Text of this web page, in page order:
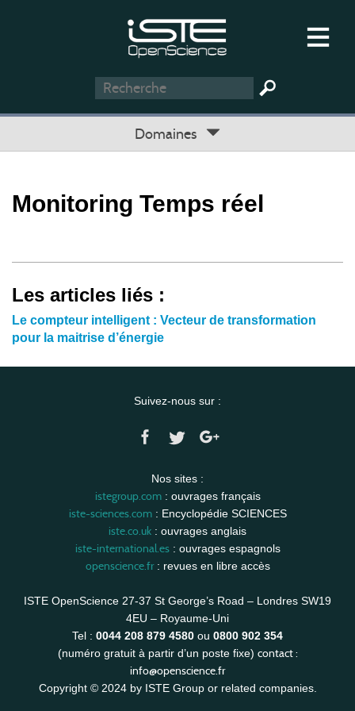
Domaines
Monitoring Temps réel
Les articles liés :
Le compteur intelligent : Vecteur de transformation
pour la maitrise d’énergie
Suivez-nous sur :
Nos sites :
istegroup.com: ouvrages français
iste-sciences.com: Encyclopédie SCIENCES
iste.co.uk : ouvrages anglais
iste-international.es: ouvrages espagnols
openscience.fr: revues en libre accès
ISTE OpenScience 27-37 St George’s Road – Londres SW19
4EU – Royaume-Uni
Tel : 0044 208 879 4580 ou 0800 902 354
(numéro gratuit à partir d’un poste fixe) contact :
info@openscience.fr
Copyright © 2024 by ISTE Group or related companies.